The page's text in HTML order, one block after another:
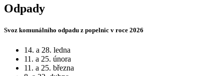
Odpady
Svoz komunálního odpadu z popelnic v roce 2026
14. a 28. ledna
11. a 25. února
11. a 25. března